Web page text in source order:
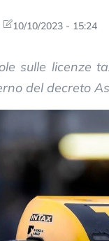
10/10/2023 - 15:24
sulle licenze
del decreto